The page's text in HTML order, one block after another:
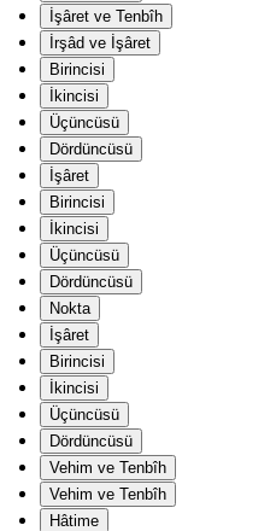
İşâret ve Tenbîh
İrşâd ve İşâret
Birincisi
İkincisi
Üçüncüsü
Dördüncüsü
İşâret
Birincisi
İkincisi
Üçüncüsü
Dördüncüsü
Nokta
İşâret
Birincisi
İkincisi
Üçüncüsü
Dördüncüsü
Vehim ve Tenbîh
Vehim ve Tenbîh
Hâtime